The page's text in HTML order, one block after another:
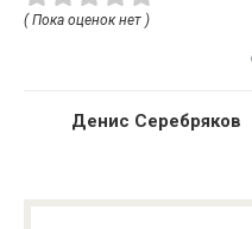
( Пока оценок нет )
Денис Серебряков